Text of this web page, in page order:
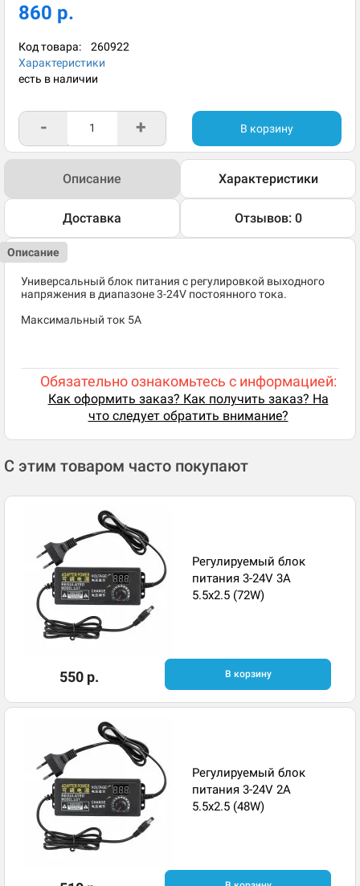
860 р.
Код товара: 260922
Характеристики
есть в наличии
- + В корзину
Описание Характеристики
Доставка Отзывов: 0
Описание
Универсальный блок питания с регулировкой выходного
напряжения в диапазоне 3-24V постоянного тока.
Максимальный ток 5A
Обязательно ознакомьтесь с информацией:
Как оформить заказ? Как получить заказ? На
что следует обратить внимание?
С этим товаром часто покупают
Регулируемый блок
питания 3-24V 3A
5.5x2.5 (72W)
550 р. В корзину
Регулируемый блок
питания 3-24V 2A
5.5x2.5 (48W)